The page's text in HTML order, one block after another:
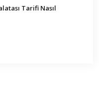
Tarifi Nasıl